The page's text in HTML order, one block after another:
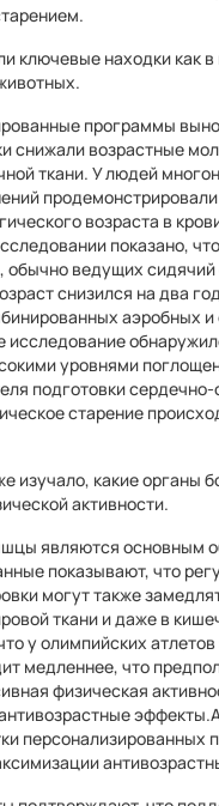
ключевые находки как
программы
снижали возрастные
ткани. У людей
возраста в
показано,
обычно ведущих сидячий
снизился на два
аэробных и
исследование
уровнями
подготовки
старение
изучало, какие органы
активности.
являются основным
показывают, что
могут также
ткани и даже в
у олимпийских
медленнее, что
физическая
персонализированных